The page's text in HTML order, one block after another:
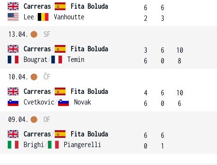
Carreras/
Fita Boluda
Lee/ Vanhoutte
6
2
6
3
13.04.
Carreras/
Fita Boluda
Bougrat/ Temin
SF
3
6
6
0
10
8
10.04.
Carreras/
Fita Boluda
Cvetkovic/ Novak
ČF
4
6
6
0
10
6
09.04.
Carreras/
Fita Boluda
Brighi / Piangerelli
OF
6
0
6
1